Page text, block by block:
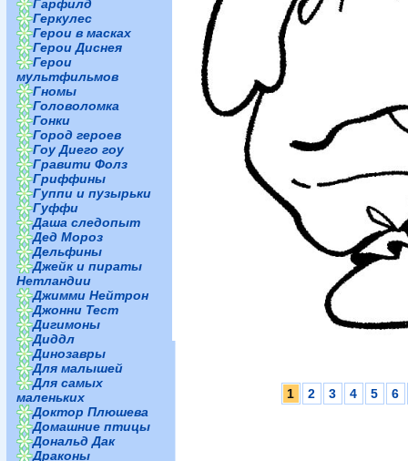
Гарфилд
Геркулес
Герои в масках
Герои Диснея
Герои
мультфильмов
Гномы
Головоломка
Гонки
Город героев
Гоу Диего гоу
Гравити Фолз
Гриффины
Гуппи и пузырьки
Гуффи
Даша следопыт
Дед Мороз
Дельфины
Джейк и пираты
Нетландии
Джимми Нейтрон
Джонни Тест
Дигимоны
Диддл
Динозавры
Для малышей
Для самых
маленьких
Доктор Плюшева
Домашние птицы
Дональд Дак
Драконы
1 2 3 4 5 6